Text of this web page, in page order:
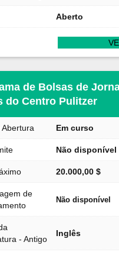
Aberto
de Bolsas de
do Centro Pulitzer
Abertura Em curso
Não disponível
20.000,00 $
de
Não disponível
- Antigo
Inglês